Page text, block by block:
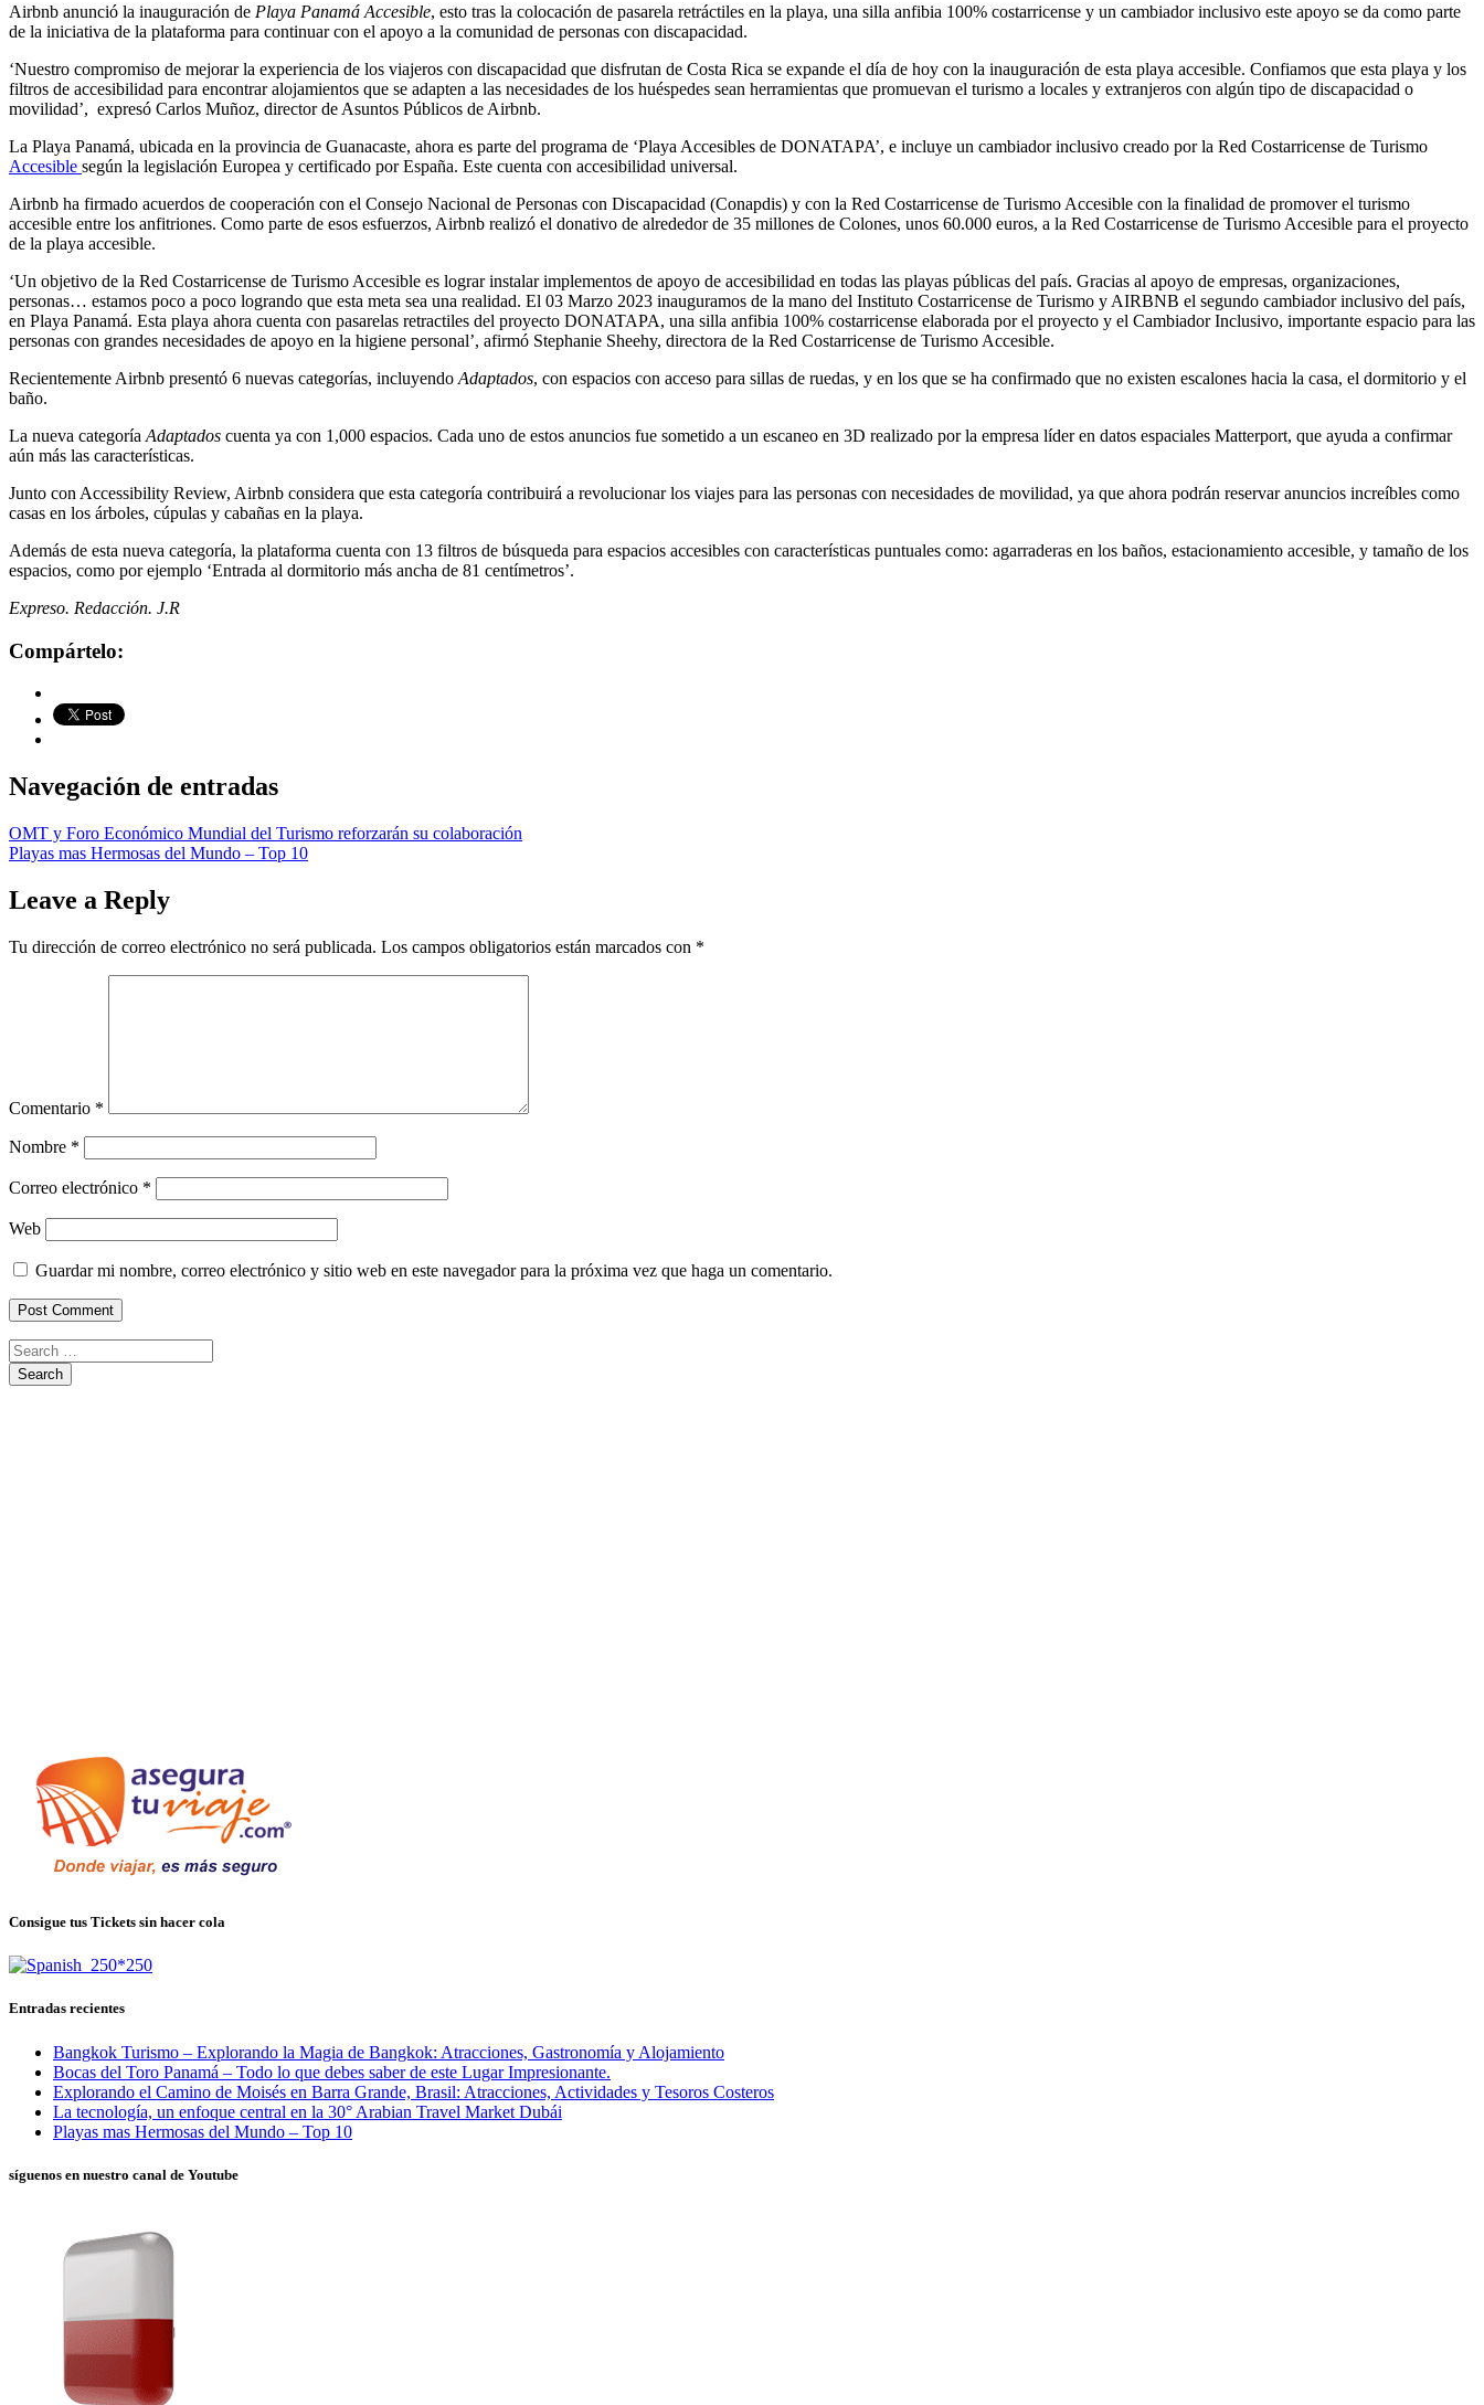
Airbnb anunció la inauguración de Playa Panamá Accesible, esto tras la colocación de pasarela retráctiles en la playa, una silla anfibia 100% costarricense y un cambiador inclusivo este apoyo se da como parte
de la iniciativa de la plataforma para continuar con el apoyo a la comunidad de personas con discapacidad.
‘Nuestro compromiso de mejorar la experiencia de los viajeros con discapacidad que disfrutan de Costa Rica se expande el día de hoy con la inauguración de esta playa accesible. Confiamos que esta playa y los
filtros de accesibilidad para encontrar alojamientos que se adapten a las necesidades de los huéspedes sean herramientas que promuevan el turismo a locales y extranjeros con algún tipo de discapacidad o
movilidad’, expresó Carlos Muñoz, director de Asuntos Públicos de Airbnb.
La Playa Panamá, ubicada en la provincia de Guanacaste, ahora es parte del programa de ‘Playa Accesibles de DONATAPA’, e incluye un cambiador inclusivo creado por la Red Costarricense de Turismo
Accesible según la legislación Europea y certificado por España. Este cuenta con accesibilidad universal.
Airbnb ha firmado acuerdos de cooperación con el Consejo Nacional de Personas con Discapacidad (Conapdis) y con la Red Costarricense de Turismo Accesible con la finalidad de promover el turismo
accesible entre los anfitriones. Como parte de esos esfuerzos, Airbnb realizó el donativo de alrededor de 35 millones de Colones, unos 60.000 euros, a la Red Costarricense de Turismo Accesible para el proyecto
de la playa accesible.
‘Un objetivo de la Red Costarricense de Turismo Accesible es lograr instalar implementos de apoyo de accesibilidad en todas las playas públicas del país. Gracias al apoyo de empresas, organizaciones,
personas… estamos poco a poco logrando que esta meta sea una realidad. El 03 Marzo 2023 inauguramos de la mano del Instituto Costarricense de Turismo y AIRBNB el segundo cambiador inclusivo del país,
en Playa Panamá. Esta playa ahora cuenta con pasarelas retractiles del proyecto DONATAPA, una silla anfibia 100% costarricense elaborada por el proyecto y el Cambiador Inclusivo, importante espacio para las
personas con grandes necesidades de apoyo en la higiene personal’, afirmó Stephanie Sheehy, directora de la Red Costarricense de Turismo Accesible.
Recientemente Airbnb presentó 6 nuevas categorías, incluyendo Adaptados, con espacios con acceso para sillas de ruedas, y en los que se ha confirmado que no existen escalones hacia la casa, el dormitorio y el
baño.
La nueva categoría Adaptados cuenta ya con 1,000 espacios. Cada uno de estos anuncios fue sometido a un escaneo en 3D realizado por la empresa líder en datos espaciales Matterport, que ayuda a confirmar
aún más las características.
Junto con Accessibility Review, Airbnb considera que esta categoría contribuirá a revolucionar los viajes para las personas con necesidades de movilidad, ya que ahora podrán reservar anuncios increíbles como
casas en los árboles, cúpulas y cabañas en la playa.
Además de esta nueva categoría, la plataforma cuenta con 13 filtros de búsqueda para espacios accesibles con características puntuales como: agarraderas en los baños, estacionamiento accesible, y tamaño de los
espacios, como por ejemplo ‘Entrada al dormitorio más ancha de 81 centímetros’.
Expreso. Redacción. J.R
Compártelo:
Navegación de entradas
OMT y Foro Económico Mundial del Turismo reforzarán su colaboración
Playas mas Hermosas del Mundo – Top 10
Leave a Reply
Tu dirección de correo electrónico no será publicada. Los campos obligatorios están marcados con *
Comentario *
Nombre *
Correo electrónico *
Web
Guardar mi nombre, correo electrónico y sitio web en este navegador para la próxima vez que haga un comentario.
Consigue tus Tickets sin hacer cola
Entradas recientes
Bangkok Turismo – Explorando la Magia de Bangkok: Atracciones, Gastronomía y Alojamiento
Bocas del Toro Panamá – Todo lo que debes saber de este Lugar Impresionante.
Explorando el Camino de Moisés en Barra Grande, Brasil: Atracciones, Actividades y Tesoros Costeros
La tecnología, un enfoque central en la 30° Arabian Travel Market Dubái
Playas mas Hermosas del Mundo – Top 10
síguenos en nuestro canal de Youtube